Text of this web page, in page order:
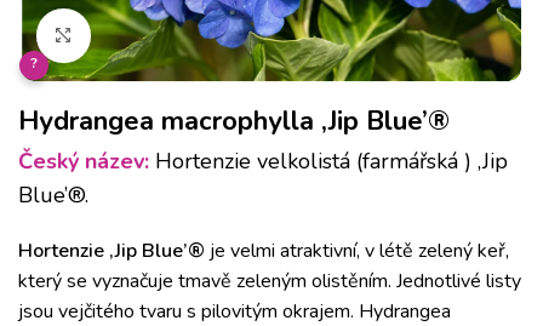
Klikněte pro zvětšení
?
Hydrangea macrophylla ‚Jip Blue’®
Český název: Hortenzie velkolistá (farmářská ) ‚Jip
Blue’®.
Hortenzie ‚Jip Blue’® je velmi atraktivní, v létě zelený keř,
který se vyznačuje tmavě zeleným olistěním. Jednotlivé listy
jsou vejčitého tvaru s pilovitým okrajem. Hydrangea